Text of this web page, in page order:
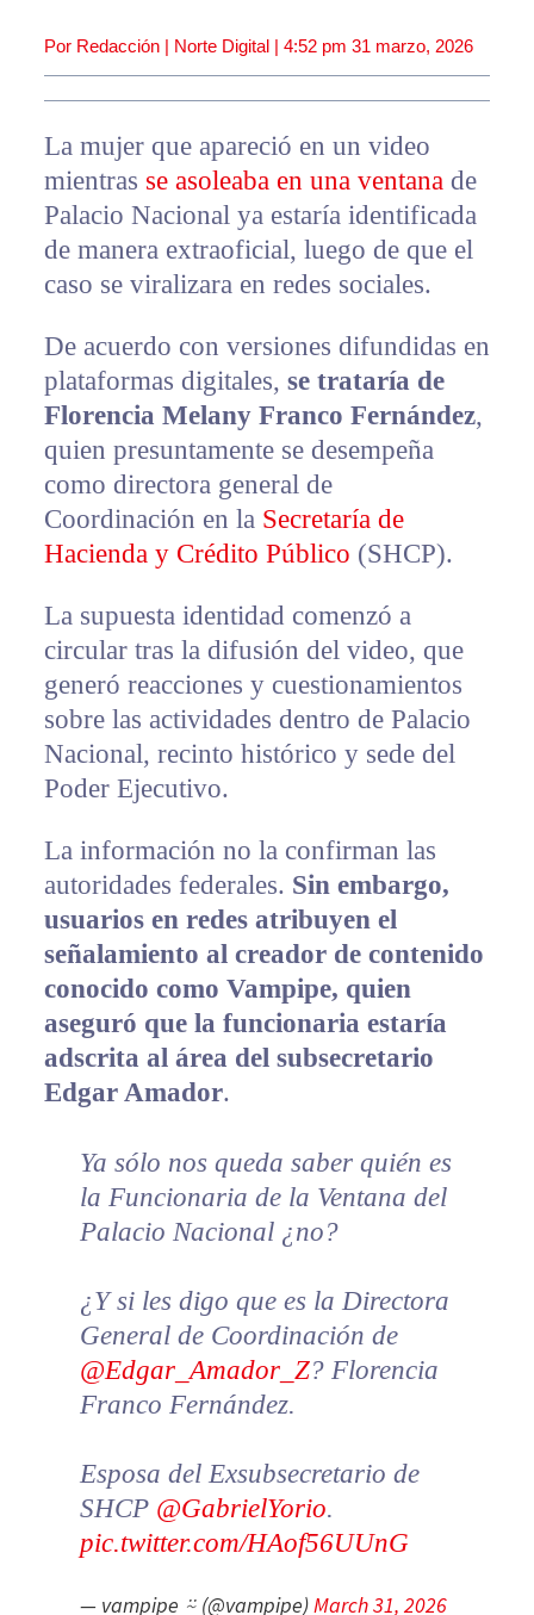
Por Redacción | Norte Digital | 4:52 pm 31 marzo, 2026
La mujer que apareció en un video
mientras se asoleaba en una ventanade
Palacio Nacional ya estaría identificada
de manera extraoficial, luego de que el
caso se viralizara en redes sociales.
De acuerdo con versiones difundidas en
plataformas digitales, se trataría de
Florencia Melany Franco Fernández,
quien presuntamente se desempeña
como directora general de
Coordinación en la Secretaría de
Hacienda y Crédito Público (SHCP).
La supuesta identidad comenzó a
circular tras la difusión del video, que
generó reacciones y cuestionamientos
sobre las actividades dentro de Palacio
Nacional, recinto histórico y sede del
Poder Ejecutivo.
La información no la confirman las
autoridades federales. Sin embargo,
usuarios en redes atribuyen el
señalamiento al creador de contenido
conocido como Vampipe, quien
aseguró que la funcionaria estaría
adscrita al área del subsecretario
Edgar Amador.
Ya sólo nos queda saber quién es
la Funcionaria de la Ventana del
Palacio Nacional ¿no?
¿Y si les digo que es la Directora
General de Coordinación de
@Edgar_Amador_Z? Florencia
Franco Fernández.
Esposa del Exsubsecretario de
SHCP @GabrielYorio.
pic.twitter.com/HAof56UUnG
— vampipe ⍨ (@vampipe)March 31, 2026